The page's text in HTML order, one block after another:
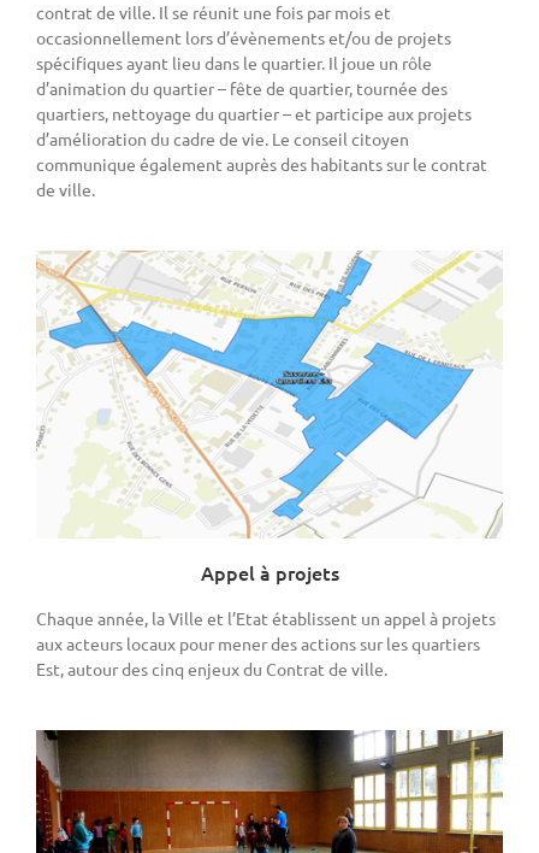
contrat de ville. Il se réunit une fois par mois et
occasionnellement lors d’évènements et/ou de projets
spécifiques ayant lieu dans le quartier. Il joue un rôle
d’animation du quartier – fête de quartier, tournée des
quartiers, nettoyage du quartier – et participe aux projets
d’amélioration du cadre de vie. Le conseil citoyen
communique également auprès des habitants sur le contrat
de ville.
Appel à projets
Chaque année, la Ville et l’Etat établissent un appel à projets
aux acteurs locaux pour mener des actions sur les quartiers
Est, autour des cinq enjeux du Contrat de ville.